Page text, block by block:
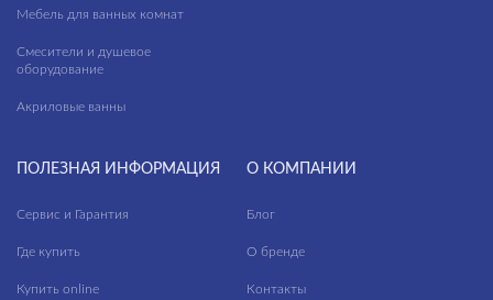
Мебель для ванных комнат
Смесители и душевое
оборудование
Акриловые ванны
ПОЛЕЗНАЯ ИНФОРМАЦИЯ
Сервис и Гарантия
Где купить
Купить online
О КОМПАНИИ
Блог
О бренде
Контакты